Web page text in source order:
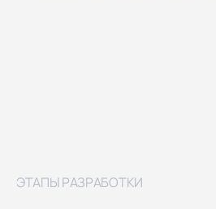
ЭТАПЫ РАЗРАБОТКИ